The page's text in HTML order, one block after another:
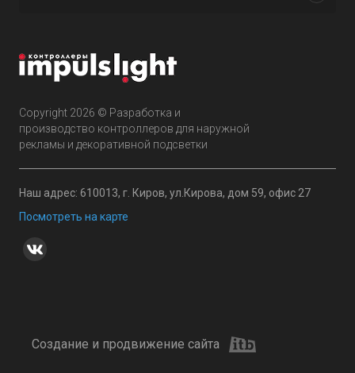
Copyright 2026 © Разработка и
производство контроллеров для наружной
рекламы и декоративной подсветки
Наш адрес: 610013, г. Киров, ул.Кирова, дом 59, офис 27
Посмотреть на карте
Создание и продвижение сайта